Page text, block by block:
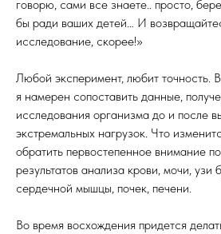
говорю, сами все знаете.. просто,
бы ради ваших детей… И
исследование, скорее!»
Любой эксперимент, любит точность.
я намерен сопоставить данные,
исследования организма до и после
экстремальных нагрузок. Что
обратить первостепенное внимание
результатов анализа крови, мочи,
сердечной мышцы, почек, печени.
Во время восхождения придется